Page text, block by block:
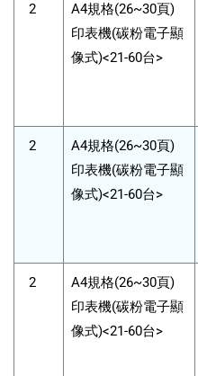
2
A4規格(26~30頁)
印表機(碳粉電子顯
像式)<21-60台>
2
A4規格(26~30頁)
印表機(碳粉電子顯
像式)<21-60台>
2
A4規格(26~30頁)
印表機(碳粉電子顯
像式)<21-60台>